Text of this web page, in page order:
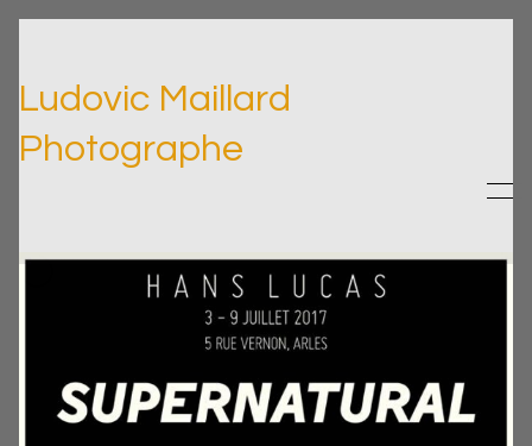
Ludovic Maillard
Photographe